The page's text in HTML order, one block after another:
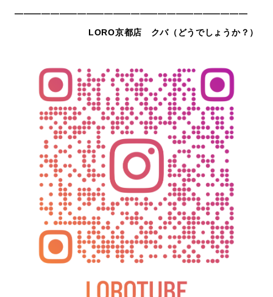
——————————————————————————
LORO京都店 クバ（どうでしょうか？）